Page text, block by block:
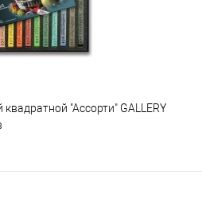
"Ассорти" GALLERY